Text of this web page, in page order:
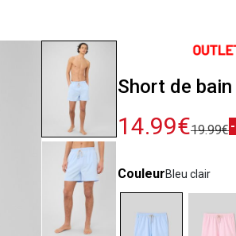
Short de
14.99€19.99€
CouleurBleu clair